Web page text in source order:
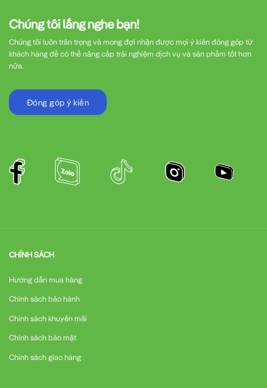
Chúng tôi lắng nghe bạn!
Chúng tôi luôn trân trọng và mong đợi nhận được mọi ý kiến đóng góp từ
khách hàng để có thể nâng cấp trải nghiệm dịch vụ và sản phẩm tốt hơn
nữa.
Đóng góp ý kiến
CHÍNH SÁCH
Hướng dẫn mua hàng
Chính sách bảo hành
Chính sách khuyến mãi
Chính sách bảo mật
Chính sách giao hàng